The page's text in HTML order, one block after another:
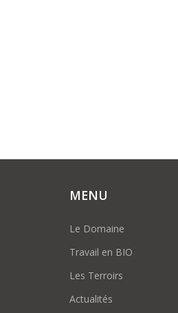
MENU
Le Domaine
Travail en BIO
Les Terroirs
Actualités